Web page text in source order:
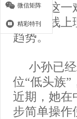
解决了这一
纷推出线上
趋势。
小孙已
位“低头族”
近期，她在
步简单操作
微信矩阵
精彩特刊